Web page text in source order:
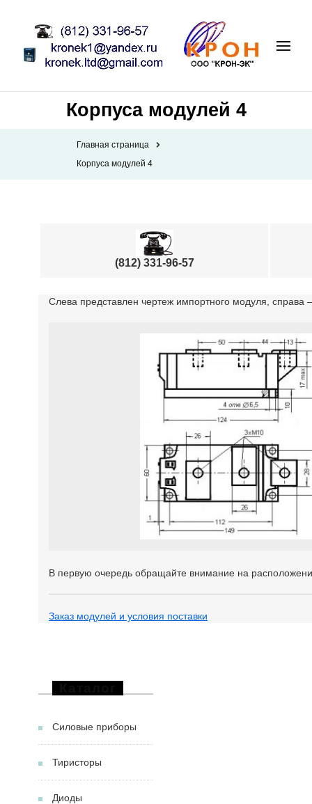
Корпуса модулей 4
Главная страница
Корпуса модулей 4
(812) 331-96-57
Слева представлен чертеж импортного модуля, справа
В первую очередь обращайте внимание на
Заказ модулей и условия поставки
Силовые приборы
Тиристоры
Диоды